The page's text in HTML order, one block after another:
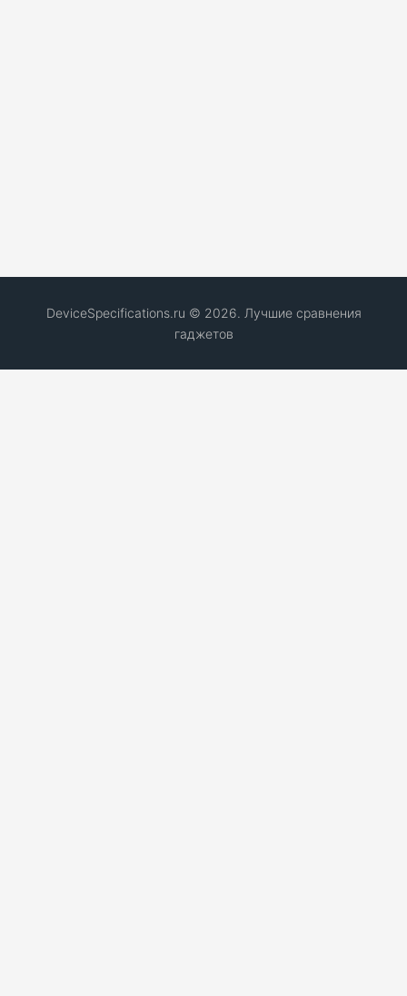
DeviceSpecifications.ru © 2026. Лучшие сравнения
гаджетов